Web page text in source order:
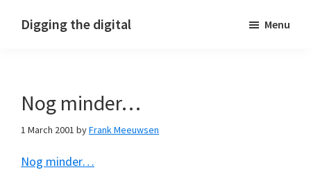
Digging the digital Menu
Nog minder…
1 March 2001 byFrank Meeuwsen
Nog minder…